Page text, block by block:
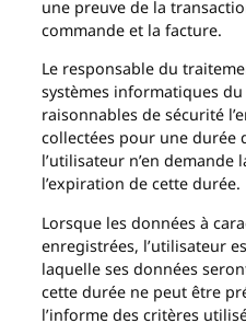
une preuve de la
commande et la facture.
Le responsable du
systèmes informatiques
raisonnables de sécurité
collectées pour une durée
l’utilisateur n’en demande
l’expiration de cette durée.
Lorsque les données à
enregistrées, l’utilisateur
laquelle ses données
cette durée ne peut être
l’informe des critères